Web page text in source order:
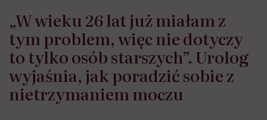
„W wieku 26 lat już miałam z
tym problem, więc nie dotyczy
to tylko osób starszych”. Urolog
wyjaśnia, jak poradzić sobie z
nietrzymaniem moczu